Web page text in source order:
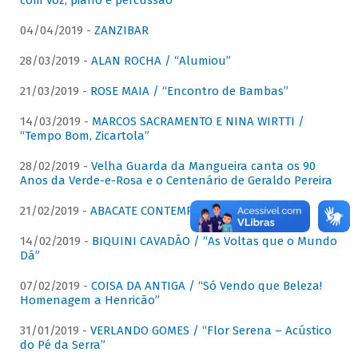
04/04/2019 - ZANZIBAR
28/03/2019 - ALAN ROCHA / “Alumiou”
21/03/2019 - ROSE MAIA / “Encontro de Bambas”
14/03/2019 - MARCOS SACRAMENTO E NINA WIRTTI /
“Tempo Bom, Zicartola”
28/02/2019 - Velha Guarda da Mangueira canta os 90
Anos da Verde-e-Rosa e o Centenário de Geraldo Pereira
21/02/2019 - ABACATE CONTEMPORÂNEO
14/02/2019 - BIQUINI CAVADÃO / “As Voltas que o Mundo
Dá”
07/02/2019 - COISA DA ANTIGA / “Só Vendo que Beleza!
Homenagem a Henricão”
31/01/2019 - VERLANDO GOMES / “Flor Serena – Acústico
do Pé da Serra”